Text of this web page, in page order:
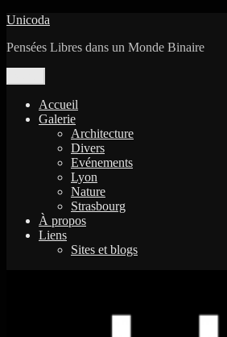
Aller
contenu
Unicoda
Pensées Libres dans un Monde Binaire
Accueil
Galerie
Architecture
Divers
Evénements
Lyon
Nature
Strasbourg
À propos
Liens
Sites et blogs